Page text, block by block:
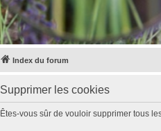
Index du forum
Supprimer les cookies
Êtes-vous sûr de vouloir supprimer tous